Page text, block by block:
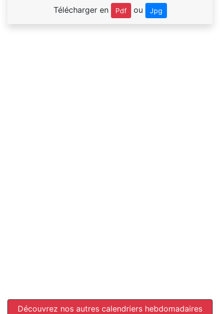
Télécharger en Pdf ou Jpg
Découvrez nos autres calendriers hebdomadaires